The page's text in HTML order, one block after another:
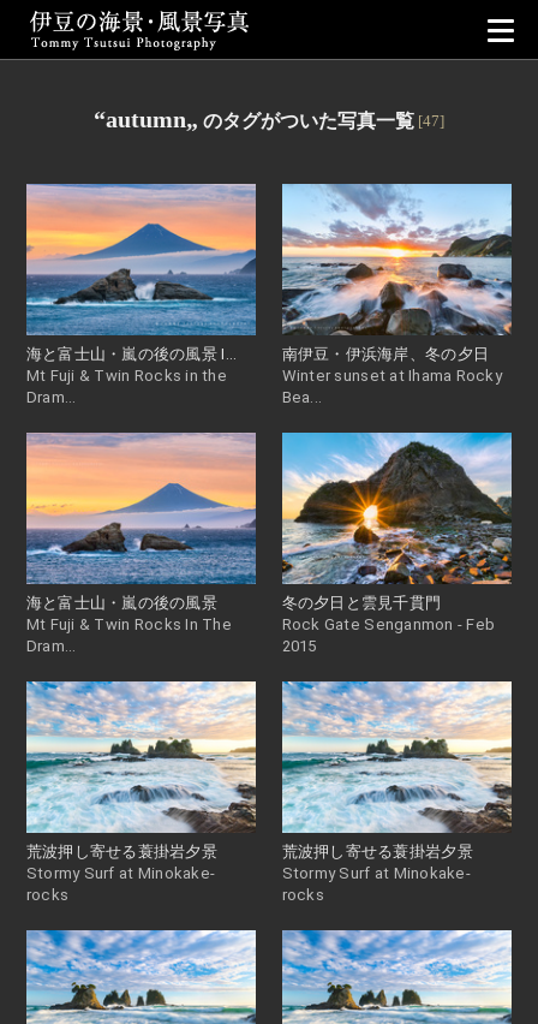
伊豆の海景・風景写真｜Tommy
“autumn„ のタグがついた写真一覧 [47]
海と富士山・嵐の後の風景 I...
Mt Fuji & Twin Rocks in the
Dram...
南伊豆・伊浜海岸、冬の夕日
Winter sunset at Ihama Rocky
Bea...
海と富士山・嵐の後の風景
Mt Fuji & Twin Rocks In The
Dram...
冬の夕日と雲見千貫門
Rock Gate Senganmon - Feb
2015
荒波押し寄せる蓑掛岩夕景
Stormy Surf at Minokake-
rocks
荒波押し寄せる蓑掛岩夕景
Stormy Surf at Minokake-
rocks